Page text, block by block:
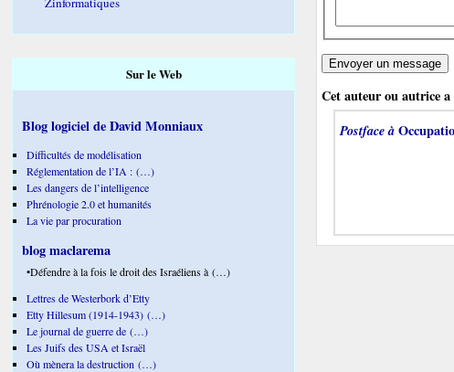
Cet auteur ou autrice
Postface à
Sur le Web
Blog logiciel de David Monniaux
Difficultés de modélisation
Réglementation de l’IA : (…)
Les dangers de l’intelligence
Phrénologie 2.0 et humanités
La vie par procuration
blog maclarema
•Défendre à la fois le droit des Israéliens à (…)
Lettres de Westerbork d’Etty
Etty Hillesum (1914-1943) (…)
Le journal de guerre de (…)
Les Juifs des USA et Israël
Où mènera la destruction (…)